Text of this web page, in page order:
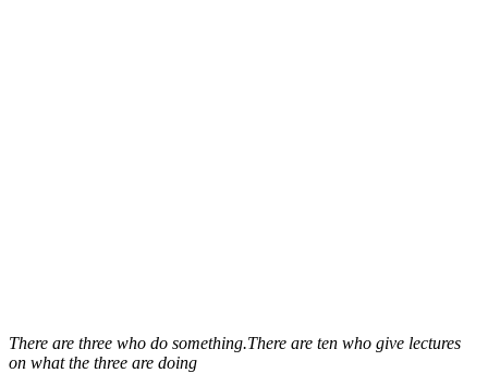
There are three who do something.There are ten who give lectures
on what the three are doing